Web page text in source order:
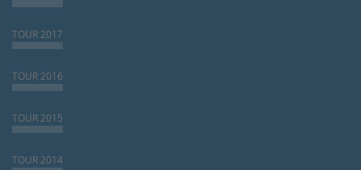
TOUR 2017
TOUR 2016
TOUR 2015
TOUR 2014